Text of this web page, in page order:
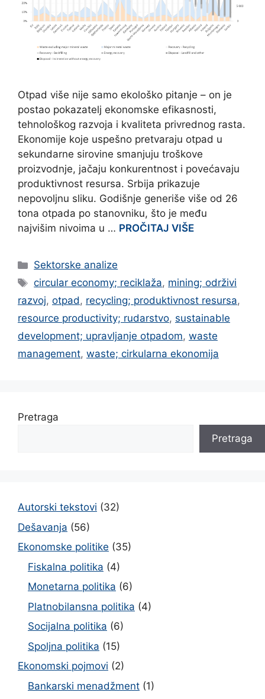
Otpad više nije samo ekološko pitanje – on je
postao pokazatelj ekonomske efikasnosti,
tehnološkog razvoja i kvaliteta privrednog rasta.
Ekonomije koje uspešno pretvaraju otpad u
sekundarne sirovine smanjuju troškove
proizvodnje, jačaju konkurentnost i povećavaju
produktivnost resursa. Srbija prikazuje
nepovoljnu sliku. Godišnje generiše više od 26
tona otpada po stanovniku, što je među
najvišim nivoima u … PROČITAJ VIŠE
Categories
Sektorske analize
Tags
circular economy; reciklaža, mining; održivi
razvoj, otpad, recycling; produktivnost resursa,
resource productivity; rudarstvo, sustainable
development; upravljanje otpadom, waste
management, waste; cirkularna ekonomija
Pretraga
Pretraga
Autorski tekstovi (32)
Dešavanja (56)
Ekonomske politike (35)
Fiskalna politika (4)
Monetarna politika (6)
Platnobilansna politika (4)
Socijalna politika (6)
Spoljna politika (15)
Ekonomski pojmovi (2)
Bankarski menadžment (1)